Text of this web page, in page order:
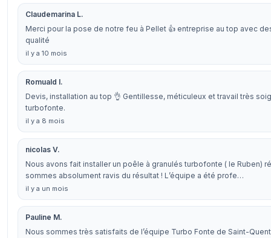
Claudemarina L.
Merci pour la pose de notre feu à Pellet 👍 entreprise au top avec
qualité
il y a 10 mois
Romuald I.
Devis, installation au top 👌 Gentillesse, méticuleux et travail très
turbofonte.
il y a 8 mois
nicolas V.
Nous avons fait installer un poêle à granulés turbofonte ( le Ruben)
sommes absolument ravis du résultat ! L’équipe a été profe…
il y a un mois
Pauline M.
Nous sommes très satisfaits de l’équipe Turbo Fonte de Saint-